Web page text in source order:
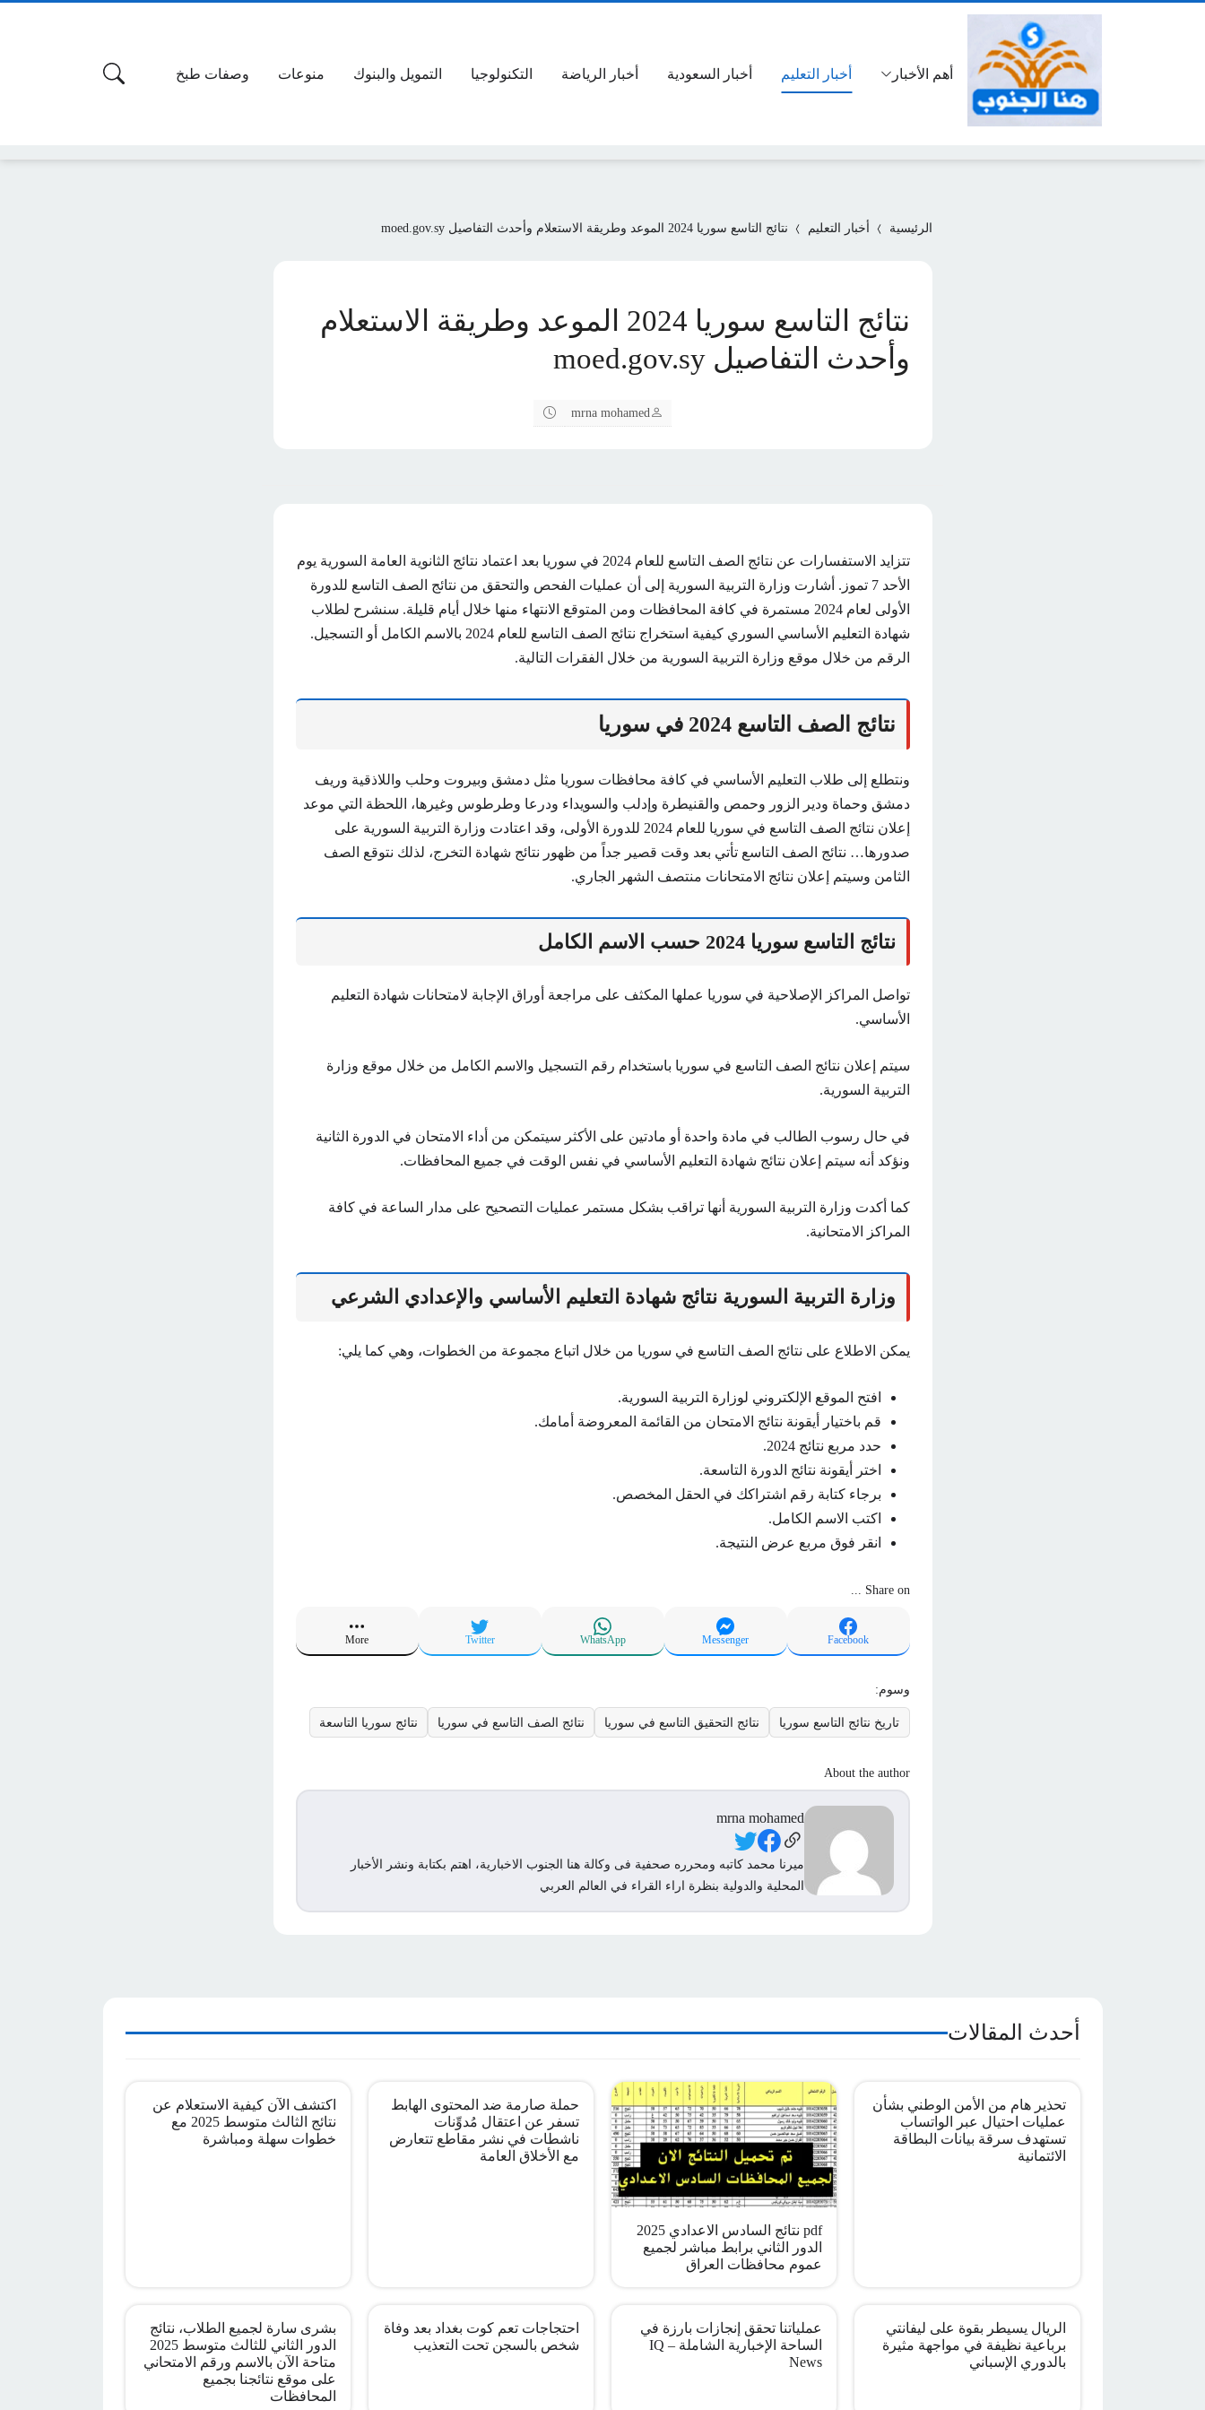
أهم الأخبار أخبار التعليم أخبار السعودية أخبار الرياضة التكنولوجيا التمويل والبنوك منوعات وصفات طبخ
الرئيسية أخبار التعليم نتائج التاسع سوريا 2024 الموعد وطريقة الاستعلام وأحدث التفاصيل moed.gov.sy
نتائج التاسع سوريا 2024 الموعد وطريقة الاستعلام
وأحدث التفاصيل moed.gov.sy
mrna mohamed
تتزايد الاستفسارات عن نتائج الصف التاسع للعام 2024 في سوريا بعد اعتماد نتائج الثانوية العامة السورية يوم
الأحد 7 تموز. أشارت وزارة التربية السورية إلى أن عمليات الفحص والتحقق من نتائج الصف التاسع للدورة
الأولى لعام 2024 مستمرة في كافة المحافظات ومن المتوقع الانتهاء منها خلال أيام قليلة. سنشرح لطلاب
شهادة التعليم الأساسي السوري كيفية استخراج نتائج الصف التاسع للعام 2024 بالاسم الكامل أو التسجيل.
الرقم من خلال موقع وزارة التربية السورية من خلال الفقرات التالية.
نتائج الصف التاسع 2024 في سوريا
ونتطلع إلى طلاب التعليم الأساسي في كافة محافظات سوريا مثل دمشق وبيروت وحلب واللاذقية وريف
دمشق وحماة ودير الزور وحمص والقنيطرة وإدلب والسويداء ودرعا وطرطوس وغيرها، اللحظة التي موعد
إعلان نتائج الصف التاسع في سوريا للعام 2024 للدورة الأولى، وقد اعتادت وزارة التربية السورية على
صدورها… نتائج الصف التاسع تأتي بعد وقت قصير جداً من ظهور نتائج شهادة التخرج، لذلك نتوقع الصف
الثامن وسيتم إعلان نتائج الامتحانات منتصف الشهر الجاري.
نتائج التاسع سوريا 2024 حسب الاسم الكامل
تواصل المراكز الإصلاحية في سوريا عملها المكثف على مراجعة أوراق الإجابة لامتحانات شهادة التعليم
الأساسي.
سيتم إعلان نتائج الصف التاسع في سوريا باستخدام رقم التسجيل والاسم الكامل من خلال موقع وزارة
التربية السورية.
في حال رسوب الطالب في مادة واحدة أو مادتين على الأكثر سيتمكن من أداء الامتحان في الدورة الثانية
ونؤكد أنه سيتم إعلان نتائج شهادة التعليم الأساسي في نفس الوقت في جميع المحافظات.
كما أكدت وزارة التربية السورية أنها تراقب بشكل مستمر عمليات التصحيح على مدار الساعة في كافة
المراكز الامتحانية.
وزارة التربية السورية نتائج شهادة التعليم الأساسي والإعدادي الشرعي
يمكن الاطلاع على نتائج الصف التاسع في سوريا من خلال اتباع مجموعة من الخطوات، وهي كما يلي:
افتح الموقع الإلكتروني لوزارة التربية السورية.
قم باختيار أيقونة نتائج الامتحان من القائمة المعروضة أمامك.
حدد مربع نتائج 2024.
اختر أيقونة نتائج الدورة التاسعة.
برجاء كتابة رقم اشتراكك في الحقل المخصص.
اكتب الاسم الكامل.
انقر فوق مربع عرض النتيجة.
Share on ...
Facebook
Messenger
WhatsApp
Twitter
More
وسوم:
تاريخ نتائج التاسع سوريا نتائج التحقيق التاسع في سوريا نتائج الصف التاسع في سوريا نتائج سوريا التاسعة
About the author
mrna mohamed
Social Links
ميرنا محمد كاتبه ومحرره صحفية فى وكالة هنا الجنوب الاخبارية، اهتم بكتابة ونشر الأخبار
المحلية والدولية بنظرة اراء القراء في العالم العربي
أحدث المقالات
تحذير هام من الأمن الوطني بشأن
عمليات احتيال عبر الواتساب
تستهدف سرقة بيانات البطاقة
الائتمانية
pdf نتائج السادس الاعدادي 2025
الدور الثاني برابط مباشر لجميع
عموم محافظات العراق
حملة صارمة ضد المحتوى الهابط
تسفر عن اعتقال مُدوِّنات
ناشطات في نشر مقاطع تتعارض
مع الأخلاق العامة
اكتشف الآن كيفية الاستعلام عن
نتائج الثالث متوسط 2025 مع
خطوات سهلة ومباشرة
الريال يسيطر بقوة على ليفانتي
برباعية نظيفة في مواجهة مثيرة
بالدوري الإسباني
عملياتنا تحقق إنجازات بارزة في
الساحة الإخبارية الشاملة – IQ
News
احتجاجات تعم كوت بغداد بعد وفاة
شخص بالسجن تحت التعذيب
بشرى سارة لجميع الطلاب، نتائج
الدور الثاني للثالث متوسط 2025
متاحة الآن بالاسم ورقم الامتحاني
على موقع نتائجنا بجميع
المحافظات